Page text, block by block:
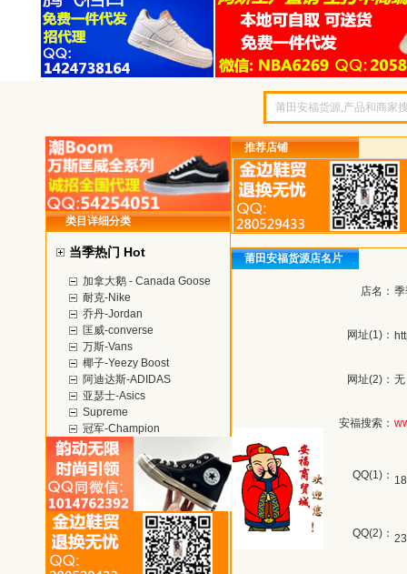
类目详细分类
当季热门 Hot
加拿大鹅 - Canada Goose
耐克-Nike
乔丹-Jordan
匡威-converse
万斯-Vans
椰子-Yeezy Boost
阿迪达斯-ADIDAS
亚瑟士-Asics
Supreme
冠军-Champion
推荐店铺
莆田安福货源店名片
店名：
网址(1)：
网址(2)： 无
安福搜索：
QQ(1)：
QQ(2)：